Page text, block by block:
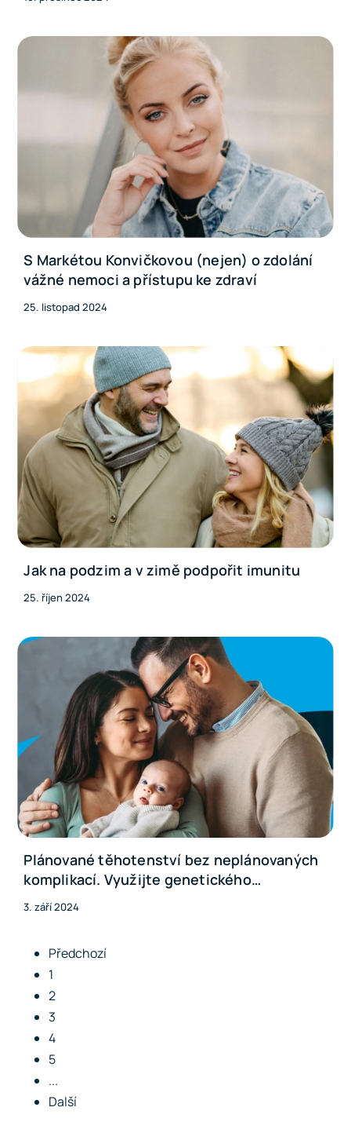
S Markétou Konvičkovou (nejen) o zdolání
vážné nemoci a přístupu ke zdraví
25. listopad 2024
Jak na podzim a v zimě podpořit imunitu
25. říjen 2024
Plánované těhotenství bez neplánovaných
komplikací. Využijte genetického
vyšetření geny213 v září zcela zdarma
3. září 2024
Předchozí
1
2
3
4
5
...
Další